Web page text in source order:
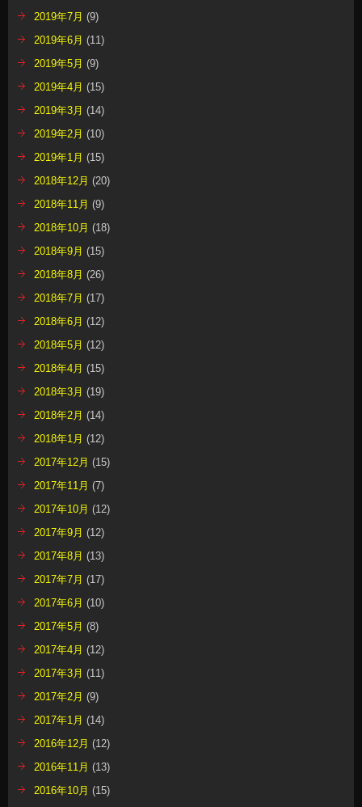
2019年7月 (9)
2019年6月 (11)
2019年5月 (9)
2019年4月 (15)
2019年3月 (14)
2019年2月 (10)
2019年1月 (15)
2018年12月 (20)
2018年11月 (9)
2018年10月 (18)
2018年9月 (15)
2018年8月 (26)
2018年7月 (17)
2018年6月 (12)
2018年5月 (12)
2018年4月 (15)
2018年3月 (19)
2018年2月 (14)
2018年1月 (12)
2017年12月 (15)
2017年11月 (7)
2017年10月 (12)
2017年9月 (12)
2017年8月 (13)
2017年7月 (17)
2017年6月 (10)
2017年5月 (8)
2017年4月 (12)
2017年3月 (11)
2017年2月 (9)
2017年1月 (14)
2016年12月 (12)
2016年11月 (13)
2016年10月 (15)